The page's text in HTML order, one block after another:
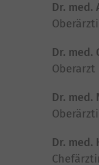
Dr. med.
Dr. med.
Dr. med.
Dr. med.